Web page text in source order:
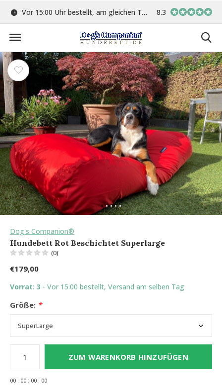
Vor 15:00 Uhr bestellt, am gleichen Tag versand In eigener
8.3
Dog's Companion®
Hundebett Rot Beschichtet Superlarge
(0)
€179,00
Vorrat: 3 - Vor 15:00 bestellt, Versand am selben Tag
Größe: *
ZUM WARENKORB HINZUFÜGEN
00 : 00 : 00 : 00